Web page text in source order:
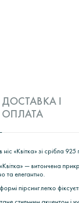
ДОСТАВКА І
ОПЛАТА
ніс «Квітка» зі срібла
— витончена
та елегантно.
пірсинг легко